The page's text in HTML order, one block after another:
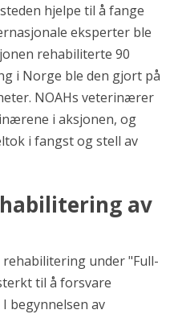
hjelpe til å fange
eksperter ble
rehabiliterte 90
i Norge ble den gjort på
NOAHs veterinærer
i aksjonen, og
i fangst og stell av
av
under "Full-
til å forsvare
begynnelsen av